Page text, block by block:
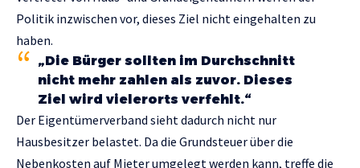
Politik inzwischen vor, dieses Ziel nicht eingehalten zu
haben.
„Die Bürger sollten im Durchschnitt
nicht mehr zahlen als zuvor. Dieses
Ziel wird vielerorts verfehlt.“
Der Eigentümerverband sieht dadurch nicht nur
Hausbesitzer belastet. Da die Grundsteuer über die
Nebenkosten auf Mieter umgelegt werden kann, treffe die